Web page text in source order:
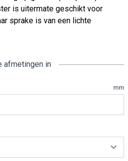
is uitermate geschikt voor
sprake is van een lichte
afmetingen in
mm